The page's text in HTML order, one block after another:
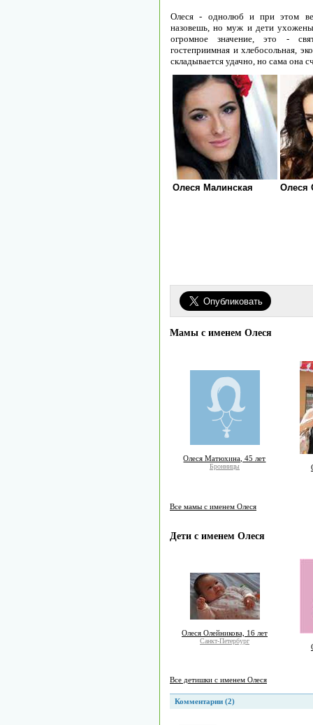
Олеся - однолюб и при этом
назовешь, но муж и дети
огромное значение, это -
гостеприимная и хлебосольная,
складывается удачно, но сама она
Олеся Малинская Олеся
Мамы с именем Олеся
Олеся Матюхина, 45 лет
Бронницы
Все мамы с именем Олеся
Дети с именем Олеся
Олеся Олейникова, 16 лет
Санкт-Петербург
Все детишки с именем Олеся
Комментарии (2)